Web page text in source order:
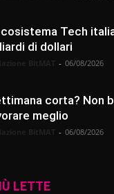
Tech
di dollari
- 06/08/2026
corta? Non
meglio
- 06/08/2026
LETTE